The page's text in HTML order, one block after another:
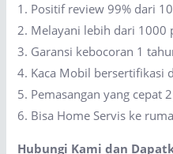
1. Positif review 99% dari
2. Melayani lebih dari 1000
3. Garansi kebocoran 1
4. Kaca Mobil bersertifikasi
5. Pemasangan yang cepat
6. Bisa Home Servis ke
Hubungi Kami dan